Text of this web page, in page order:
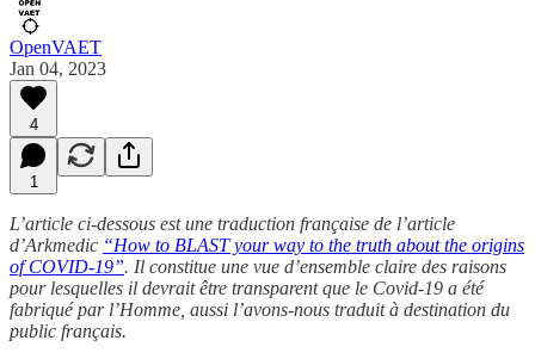
OpenVAET
Jan 04, 2023
4
1
L’article ci-dessous est une traduction française de l’article
d’Arkmedic “How to BLAST your way to the truth about the origins
of COVID-19”. Il constitue une vue d’ensemble claire des raisons
pour lesquelles il devrait être transparent que le Covid-19 a été
fabriqué par l’Homme, aussi l’avons-nous traduit à destination du
public français.